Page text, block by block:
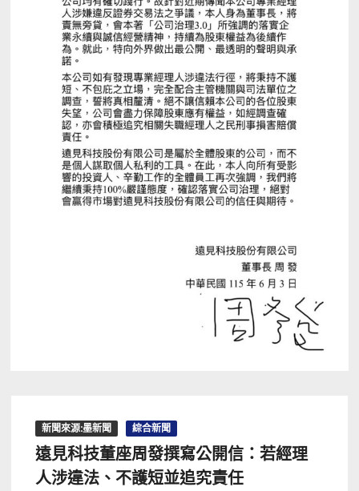
新聞來源:墨新聞 綜合新聞
遠見科技董座周發撰寫公開信：若經理
人涉違法、不護短並追究責任